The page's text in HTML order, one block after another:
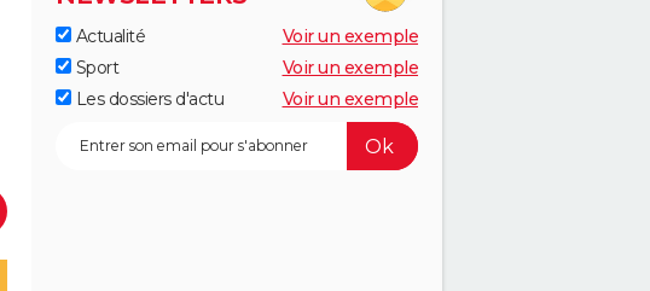
Actualité
Voir un exemple
Sport
Voir un exemple
Les dossiers d'actu
Voir un exemple